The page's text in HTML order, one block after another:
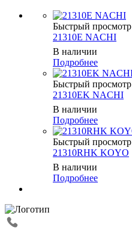
Быстрый просмотр
21310E NACHI
В наличии
Подробнее
Быстрый просмотр
21310EK NACHI
В наличии
Подробнее
Быстрый просмотр
21310RHK KOYO
В наличии
Подробнее